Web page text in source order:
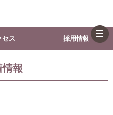
セス 採用情報
情報